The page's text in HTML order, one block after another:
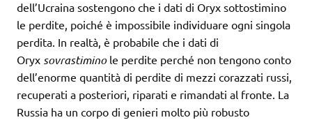
dell’Ucraina sostengono che i dati di Oryx sottostimino
le perdite, poiché è impossibile individuare ogni singola
perdita. In realtà, è probabile che i dati di
Oryx sovrastimino le perdite perché non tengono conto
dell’enorme quantità di perdite di mezzi corazzati russi,
recuperati a posteriori, riparati e rimandati al fronte. La
Russia ha un corpo di genieri molto più robusto